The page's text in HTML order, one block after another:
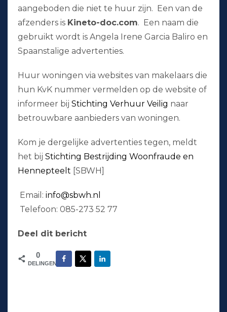
aangeboden die niet te huur zijn. Een van de
afzenders is Kineto-doc.com. Een naam die
gebruikt wordt is Angela Irene Garcia Baliro en
Spaanstalige advertenties.
Huur woningen via websites van makelaars die
hun KvK nummer vermelden op de website of
informeer bij Stichting Verhuur Veilig naar
betrouwbare aanbieders van woningen.
Kom je dergelijke advertenties tegen, meldt
het bij Stichting Bestrijding Woonfraude en
Hennepteelt [SBWH]
Email: info@sbwh.nl
Telefoon: 085-273 52 77
Deel dit bericht
0
DELINGEN